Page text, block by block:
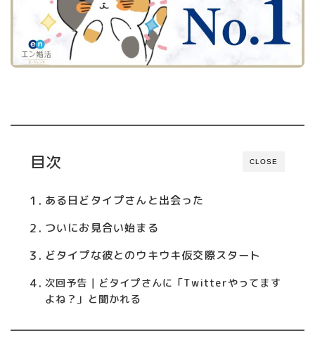
CLOSE
目次
ある日どタイプさんと出会った
ついにお見合い始まる
どタイプな彼とのウキウキ仮交際スタート
次回予告｜どタイプさんに「Twitterやってます
よね？」と聞かれる